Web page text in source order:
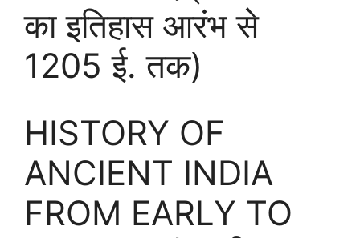
का इतिहास आरंभ से
1205 ई. तक)
HISTORY OF
ANCIENT INDIA
FROM EARLY TO